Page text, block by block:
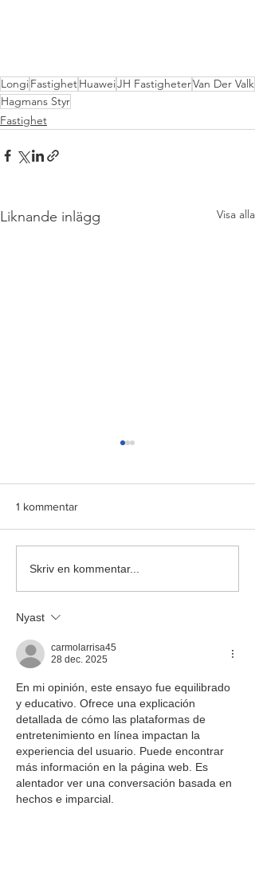
LongiFastighetHuaweiJH FastigheterVan Der Valk
Hagmans Styr
Fastighet
Liknande inlägg Visa alla
10,4KW I KINDS MK i
1 kommentar
Skriv en kommentar...
Nyast
carmolarrisa45
28 dec. 2025
En mi opinión, este ensayo fue equilibrado
y educativo. Ofrece una explicación
detallada de cómo las plataformas de
entretenimiento en línea impactan la
experiencia del usuario. Puede encontrar
más información en la página web. Es
alentador ver una conversación basada en
hechos e imparcial.